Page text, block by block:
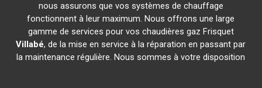
nous assurons que vos systèmes de chauffage
fonctionnent à leur maximum. Nous offrons une large
gamme de services pour vos chaudières gaz Frisquet
Villabé, de la mise en service à la réparation en passant par
la maintenance régulière. Nous sommes à votre disposition